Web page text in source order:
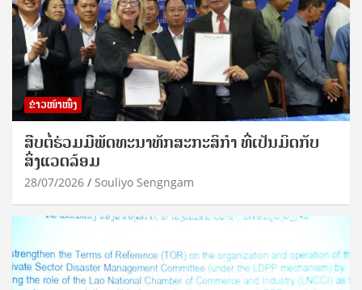
ຂ່າວໜ້າໜຶ່ງ
ສືບຕໍ່ຮ່ວມມືພັດທະນາທັກສະກະສິກຳ ທີ່ເປັນມິດກັບ
ສິ່ງແວດລ້ອມ
28/07/2026 Souliyo Sengngam